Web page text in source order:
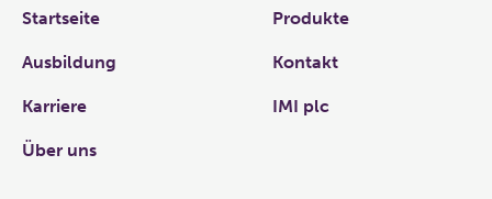
Links
Startseite Produkte
Ausbildung Kontakt
Karriere IMI plc
Über uns